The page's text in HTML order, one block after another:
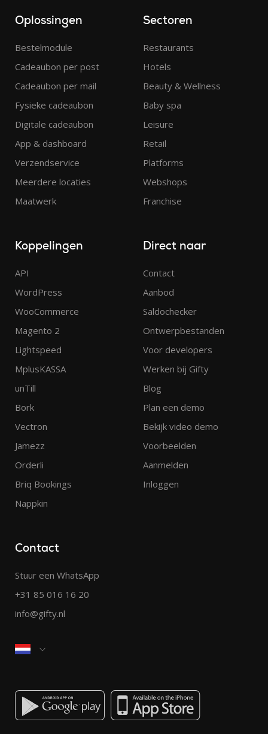
Oplossingen
Bestelmodule
Cadeaubon per post
Cadeaubon per mail
Fysieke cadeaubon
Digitale cadeaubon
App & dashboard
Verzendservice
Meerdere locaties
Maatwerk
Sectoren
Restaurants
Hotels
Beauty & Wellness
Baby spa
Leisure
Retail
Platforms
Webshops
Franchise
Koppelingen
API
WordPress
WooCommerce
Magento 2
Lightspeed
MplusKASSA
unTill
Bork
Vectron
Jamezz
Orderli
Briq Bookings
Nappkin
Direct naar
Contact
Aanbod
Saldochecker
Ontwerpbestanden
Voor developers
Werken bij Gifty
Blog
Plan een demo
Bekijk video demo
Voorbeelden
Aanmelden
Inloggen
Contact
Stuur een WhatsApp
+31 85 016 16 20
info@gifty.nl